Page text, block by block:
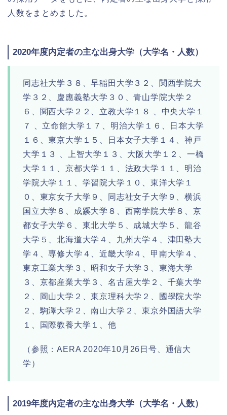
人数をまとめました。
2020年度内定者の主な出身大学（大学名・人数）
同志社大学３８、早稲田大学３２、関西学院大
学３２、慶應義塾大学３０、青山学院大学２
６、関西大学２２、立教大学１８ 、中央大学１
７ 、立命館大学１７、明治大学１６、日本大学
１６、東京大学１５、日本女子大学１４、神戸
大学１３ 、上智大学１３、大阪大学１２、一橋
大学１１、京都大学１１、法政大学１１、明治
学院大学１１、学習院大学１０、東洋大学１
０、東京女子大学９、同志社女子大学９、横浜
国立大学８、成蹊大学８、西南学院大学８、京
都女子大学６、東北大学５、成城大学５、龍谷
大学５、北海道大学４、九州大学４、津田塾大
学４、専修大学４、近畿大学４、甲南大学４、
東京工業大学３、昭和女子大学３、東海大学
３、京都産業大学３、名古屋大学２、千葉大学
２、岡山大学２、東京理科大学２、國學院大学
２、駒澤大学２、南山大学２、東京外国語大学
１、国際教養大学１、他
（参照：AERA 2020年10月26日号、通信大
学）
2019年度内定者の主な出身大学（大学名・人数）